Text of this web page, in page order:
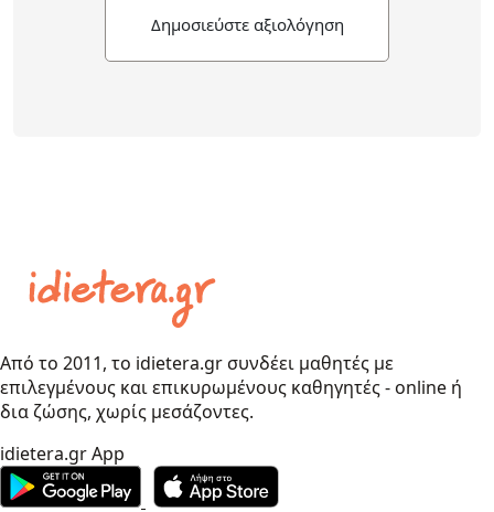
Δημοσιεύστε αξιολόγηση
Από το 2011, το idietera.gr συνδέει μαθητές με
επιλεγμένους και επικυρωμένους καθηγητές - online ή
δια ζώσης, χωρίς μεσάζοντες.
idietera.gr App